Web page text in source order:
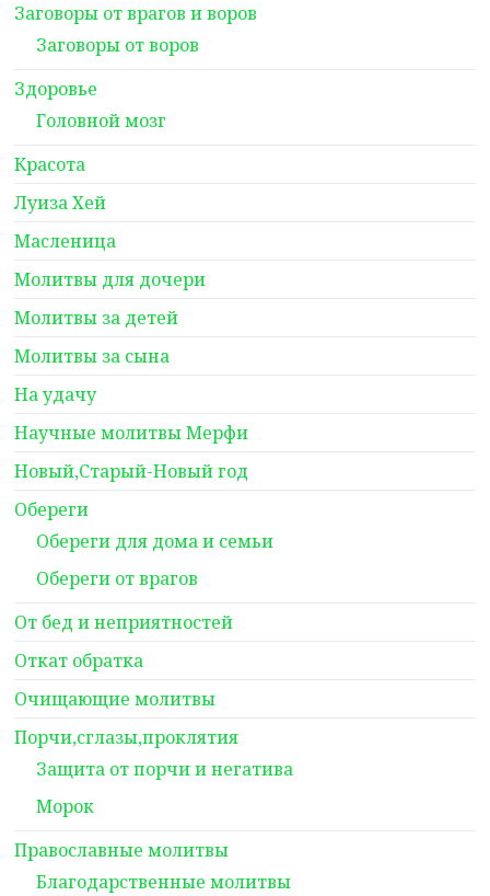
Заговоры от врагов и воров
Заговоры от воров
Здоровье
Головной мозг
Красота
Луиза Хей
Масленица
Молитвы для дочери
Молитвы за детей
Молитвы за сына
На удачу
Научные молитвы Мерфи
Новый,Старый-Новый год
Обереги
Обереги для дома и семьи
Обереги от врагов
От бед и неприятностей
Откат обратка
Очищающие молитвы
Порчи,сглазы,проклятия
Защита от порчи и негатива
Морок
Православные молитвы
Благодарственные молитвы